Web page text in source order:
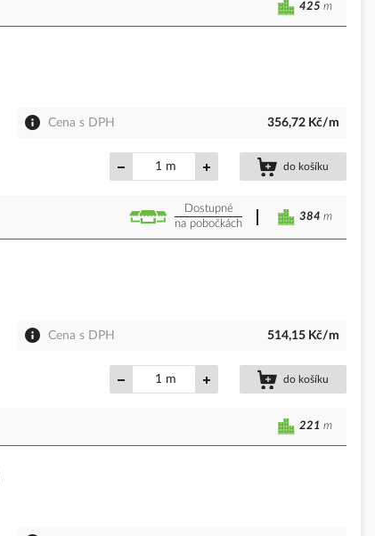
425 m
Cena s DPH 356,72 Kč/m
m do košíku
Dostupné
na pobočkách
384 m
Cena s DPH 514,15 Kč/m
m do košíku
221 m